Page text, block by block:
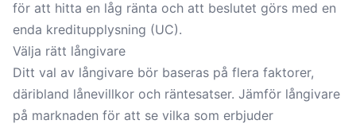
för att hitta en låg ränta och att beslutet görs med en
enda kreditupplysning (UC).
Välja rätt långivare
Ditt val av långivare bör baseras på flera faktorer,
däribland lånevillkor och räntesatser. Jämför långivare
på marknaden för att se vilka som erbjuder